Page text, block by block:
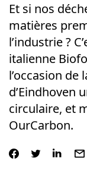
Et si nos
matières
l’industrie ?
italienne
l’occasion de
d’Eindhoven
circulaire, et
OurCarbon.